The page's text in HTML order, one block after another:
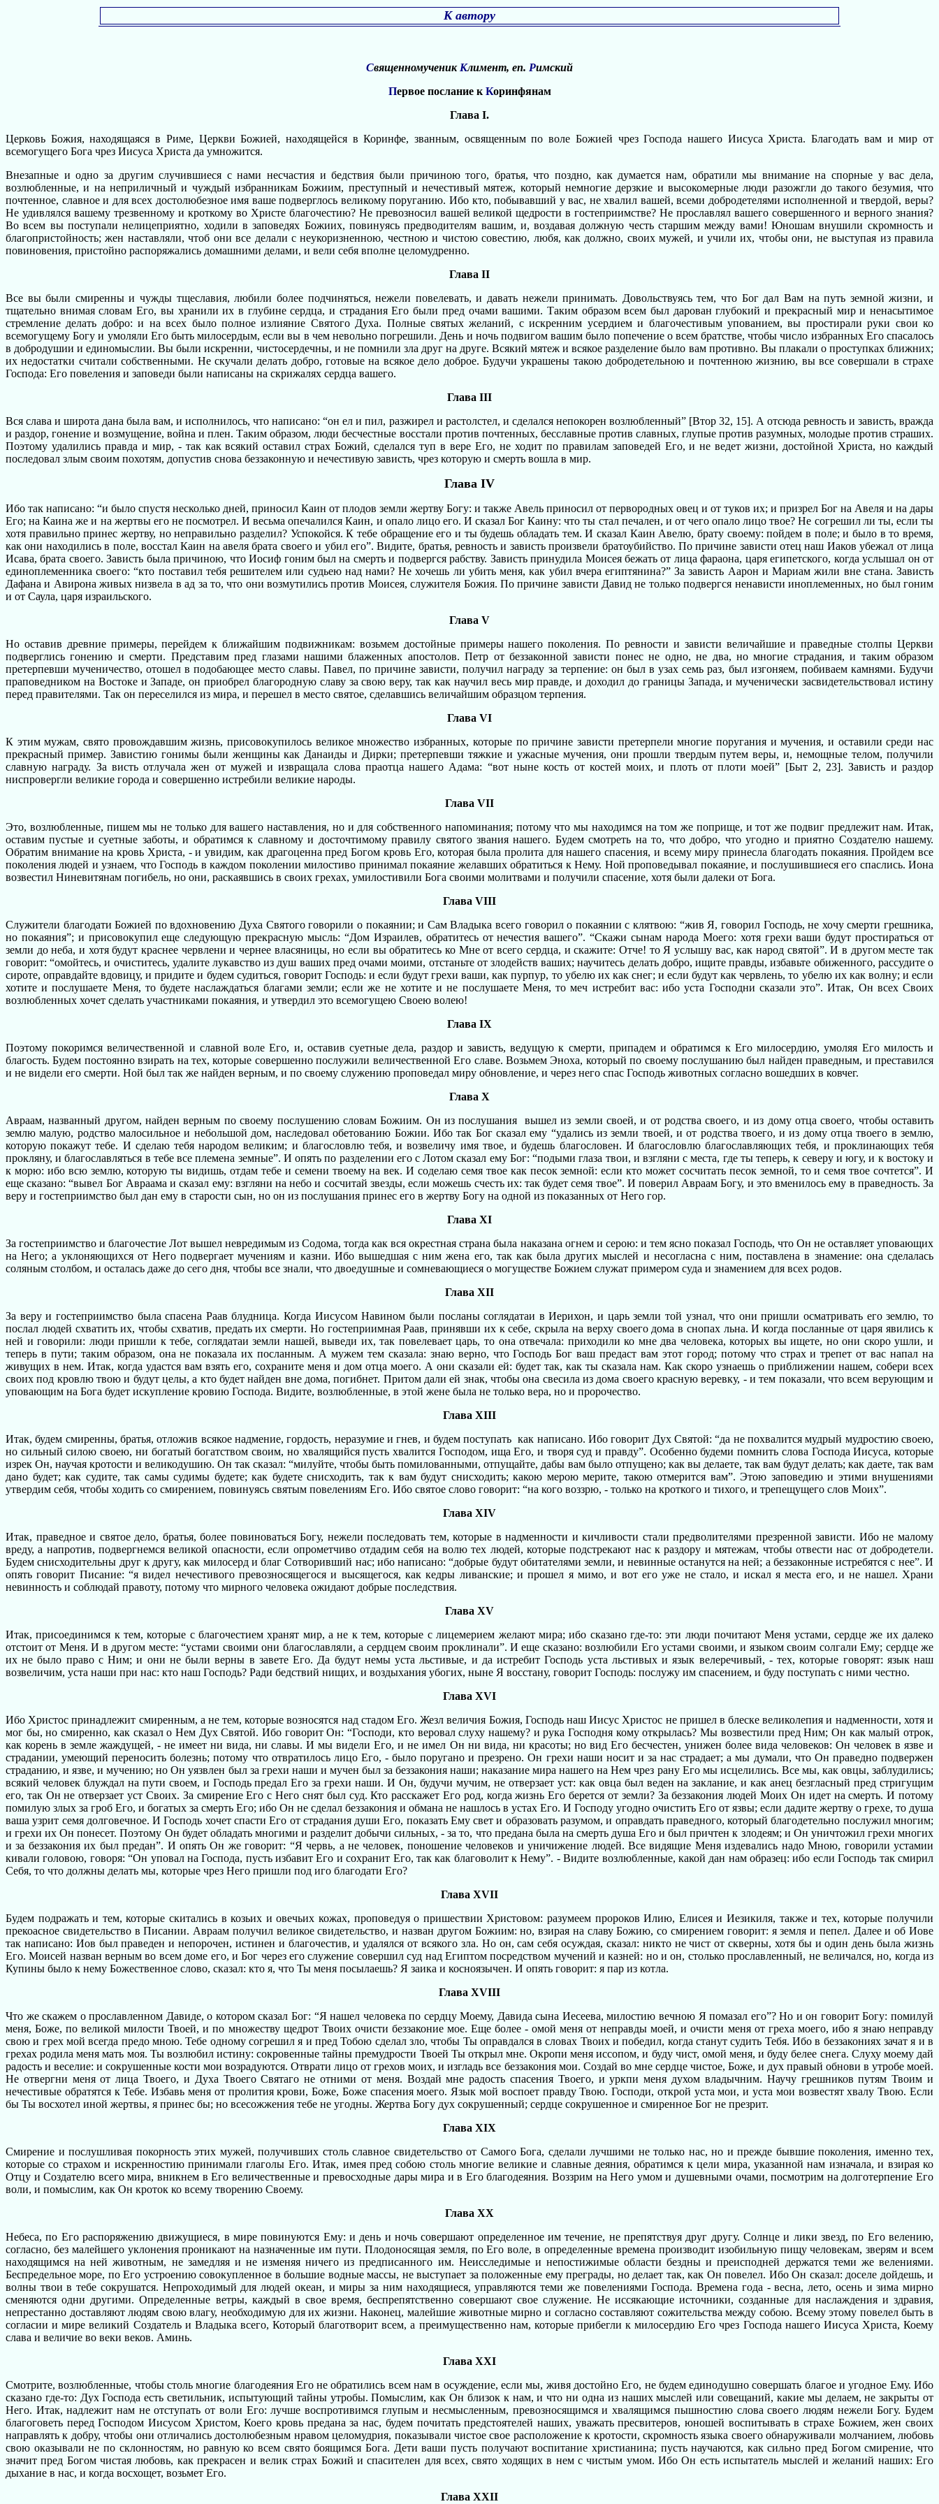
К автору
Священномученик Климент, еп. Римский
Первое послание к Коринфянам
Глава I.
Церковь Божия, находящаяся в Риме, Церкви Божией, находящейся в Коринфе, званным, освященным по воле Божией чрез Господа нашего Иисуса Христа. Благодать вам и мир от
всемогущего Бога чрез Иисуса Христа да умножится.
Внезапные и одно за другим случившиеся с нами несчастия и бедствия были причиною того, братья, что поздно, как думается нам, обратили мы внимание на спорные у вас дела,
возлюбленные, и на неприличный и чуждый избранникам Божиим, преступный и нечестивый мятеж, который немногие дерзкие и высокомерные люди разожгли до такого безумия, что
почтенное, славное и для всех достолюбезное имя ваше подверглось великому поруганию. Ибо кто, побывавший у вас, не хвалил вашей, всеми добродетелями исполненной и твердой, веры?
Не удивлялся вашему трезвенному и кроткому во Христе благочестию? Не превозносил вашей великой щедрости в гостеприимстве? Не прославлял вашего совершенного и верного знания?
Во всем вы поступали нелицеприятно, ходили в заповедях Божиих, повинуясь предводителям вашим, и, воздавая должную честь старшим между вами! Юношам внушили скромность и
благопристойность; жен наставляли, чтоб они все делали с неукоризненною, честною и чистою совестию, любя, как должно, своих мужей, и учили их, чтобы они, не выступая из правила
повиновения, пристойно распоряжались домашними делами, и вели себя вполне целомудренно.
Глава II
Все вы были смиренны и чужды тщеславия, любили более подчиняться, нежели повелевать, и давать нежели принимать. Довольствуясь тем, что Бог дал Вам на путь земной жизни, и
тщательно внимая словам Его, вы хранили их в глубине сердца, и страдания Его были пред очами вашими. Таким образом всем был дарован глубокий и прекрасный мир и ненасытимое
стремление делать добро: и на всех было полное излияние Святого Духа. Полные святых желаний, с искренним усердием и благочестивым упованием, вы простирали руки свои ко
всемогущему Богу и умоляли Его быть милосердым, если вы в чем невольно погрешили. День и ночь подвигом вашим было попечение о всем братстве, чтобы число избранных Его спасалось
в добродушии и единомыслии. Вы были искренни, чистосердечны, и не помнили зла друг на друге. Всякий мятеж и всякое разделение было вам противно. Вы плакали о проступках ближних;
их недостатки считали собственными. Не скучали делать добро, готовые на всякое дело доброе. Будучи украшены такою добродетельною и почтенною жизнию, вы все совершали в страхе
Господа: Его повеления и заповеди были написаны на скрижалях сердца вашего.
Глава III
Вся слава и широта дана была вам, и исполнилось, что написано: “он ел и пил, разжирел и растолстел, и сделался непокорен возлюбленный” [Втор 32, 15]. А отсюда ревность и зависть, вражда
и раздор, гонение и возмущение, война и плен. Таким образом, люди бесчестные восстали против почтенных, бесславные против славных, глупые против разумных, молодые против страших.
Поэтому удалились правда и мир, - так как всякий оставил страх Божий, сделался туп в вере Его, не ходит по правилам заповедей Его, и не ведет жизни, достойной Христа, но каждый
последовал злым своим похотям, допустив снова беззаконную и нечестивую зависть, чрез которую и смерть вошла в мир.
Глава IV
Ибо так написано: “и было спустя несколько дней, приносил Каин от плодов земли жертву Богу: и также Авель приносил от первородных овец и от туков их; и призрел Бог на Авеля и на дары
Его; на Каина же и на жертвы его не посмотрел. И весьма опечалился Каин, и опало лицо его. И сказал Бог Каину: что ты стал печален, и от чего опало лицо твое? Не согрешил ли ты, если ты
хотя правильно принес жертву, но неправильно разделил? Успокойся. К тебе обращение его и ты будешь обладать тем. И сказал Каин Авелю, брату своему: пойдем в поле; и было в то время,
как они находились в поле, восстал Каин на авеля брата своего и убил его”. Видите, братья, ревность и зависть произвели братоубийство. По причине зависти отец наш Иаков убежал от лица
Исава, брата своего. Зависть была причиною, что Иосиф гоним был на смерть и подвергся рабству. Зависть принудила Моисея бежать от лица фараона, царя египетского, когда услышал он от
единоплеменника своего: “кто поставил тебя решителем или судьею над нами? Не хочешь ли убить меня, как убил вчера египтянина?” За зависть Аарон и Мариам жили вне стана. Зависть
Дафана и Авирона живых низвела в ад за то, что они возмутились против Моисея, служителя Божия. По причине зависти Давид не только подвергся ненависти иноплеменных, но был гоним
и от Саула, царя израильского.
Глава V
Но оставив древние примеры, перейдем к ближайшим подвижникам: возьмем достойные примеры нашего поколения. По ревности и зависти величайшие и праведные столпы Церкви
подверглись гонению и смерти. Представим пред глазами нашими блаженных апостолов. Петр от беззаконной зависти понес не одно, не два, но многие страдания, и таким образом
претерпевши мученичество, отошел в подобающее место славы. Павел, по причине зависти, получил награду за терпение: он был в узах семь раз, был изгоняем, побиваем камнями. Будучи
праповедником на Востоке и Западе, он приобрел благородную славу за свою веру, так как научил весь мир правде, и доходил до границы Запада, и мученически засвидетельствовал истину
перед правителями. Так он переселился из мира, и перешел в место святое, сделавшись величайшим образцом терпения.
Глава VI
К этим мужам, свято провождавшим жизнь, присовокупилось великое множество избранных, которые по причине зависти претерпели многие поругания и мучения, и оставили среди нас
прекрасный пример. Завистию гонимы были женщины как Данаиды и Дирки; претерпевши тяжкие и ужасные мучения, они прошли твердым путем веры, и, немощные телом, получили
славную награду. За висть отлучала жен от мужей и извращала слова праотца нашего Адама: “вот ныне кость от костей моих, и плоть от плоти моей” [Быт 2, 23]. Зависть и раздор
ниспровергли великие города и совершенно истребили великие народы.
Глава VII
Это, возлюбленные, пишем мы не только для вашего наставления, но и для собственного напоминания; потому что мы находимся на том же поприще, и тот же подвиг предлежит нам. Итак,
оставим пустые и суетные заботы, и обратимся к славному и досточтимому правилу святого звания нашего. Будем смотреть на то, что добро, что угодно и приятно Создателю нашему.
Обратим внимание на кровь Христа, - и увидим, как драгоценна пред Богом кровь Его, которая была пролита для нашего спасения, и всему миру принесла благодать покаяния. Пройдем все
поколения людей и узнаем, что Господь в каждом поколении милостиво принимал покаяние желавших обратиться к Нему. Ной проповедывал покаяние, и послушившиеся его спаслись. Иона
возвестил Ниневитянам погибель, но они, раскаявшись в своих грехах, умилостивили Бога своими молитвами и получили спасение, хотя были далеки от Бога.
Глава VIII
Служители благодати Божией по вдохновению Духа Святого говорили о покаянии; и Сам Владыка всего говорил о покаянии с клятвою: “жив Я, говорил Господь, не хочу смерти грешника,
но покаяния”; и присовокупил еще следующую прекрасную мысль: “Дом Израилев, обратитесь от нечестия вашего”. “Скажи сынам народа Моего: хотя грехи ваши будут простираться от
земли до неба, и хотя будут краснее червлени и чернее власяницы, но если вы обратитесь ко Мне от всего сердца, и скажите: Отче! то Я услышу вас, как народ святой”. И в другом месте так
говорит: “омойтесь, и очиститесь, удалите лукавство из душ ваших пред очами моими, отстаньте от злодейств ваших; научитесь делать добро, ищите правды, избавьте обиженного, рассудите о
сироте, оправдайте вдовицу, и придите и будем судиться, говорит Господь: и если будут грехи ваши, как пурпур, то убелю их как снег; и если будут как червлень, то убелю их как волну; и если
хотите и послушаете Меня, то будете наслаждаться благами земли; если же не хотите и не послушаете Меня, то меч истребит вас: ибо уста Господни сказали это”. Итак, Он всех Своих
возлюбленных хочет сделать участниками покаяния, и утвердил это всемогущею Своею волею!
Глава IX
Поэтому покоримся величественной и славной воле Его, и, оставив суетные дела, раздор и зависть, ведущую к смерти, припадем и обратимся к Его милосердию, умоляя Его милость и
благость. Будем постоянно взирать на тех, которые совершенно послужили величественной Его славе. Возьмем Эноха, который по своему послушанию был найден праведным, и преставился
и не видели его смерти. Ной был так же найден верным, и по своему служению проповедал миру обновление, и через него спас Господь животных согласно вошедших в ковчег.
Глава X
Авраам, названный другом, найден верным по своему послушению словам Божиим. Он из послушания вышел из земли своей, и от родства своего, и из дому отца своего, чтобы оставить
землю малую, родство малосильное и небольшой дом, наследовал обетованию Божии. Ибо так Бог сказал ему “удались из земли твоей, и от родства твоего, и из дому отца твоего в землю,
которую покажут тебе. И сделаю тебя народом великим; и благословлю тебя, и возвеличу имя твое, и будешь благословен. И благословлю благославляющих тебя, и проклинающих тебя
прокляну, и благославляться в тебе все племена земные”. И опять по разделении его с Лотом сказал ему Бог: “подыми глаза твои, и взгляни с места, где ты теперь, к северу и югу, и к востоку и
к морю: ибо всю землю, которую ты видишь, отдам тебе и семени твоему на век. И соделаю семя твое как песок земной: если кто может сосчитать песок земной, то и семя твое сочтется”. И
еще сказано: “вывел Бог Авраама и сказал ему: взгляни на небо и сосчитай звезды, если можешь счесть их: так будет семя твое”. И поверил Авраам Богу, и это вменилось ему в праведность. За
веру и гостеприимство был дан ему в старости сын, но он из послушания принес его в жертву Богу на одной из показанных от Него гор.
Глава XI
За гостеприимство и благочестие Лот вышел невредимым из Содома, тогда как вся окрестная страна была наказана огнем и серою: и тем ясно показал Господь, что Он не оставляет уповающих
на Него; а уклоняющихся от Него подвергает мучениям и казни. Ибо вышедшая с ним жена его, так как была других мыслей и несогласна с ним, поставлена в знамение: она сделалась
соляным столбом, и осталась даже до сего дня, чтобы все знали, что двоедушные и сомневающиеся о могуществе Божием служат примером суда и знамением для всех родов.
Глава XII
За веру и гостеприимство была спасена Раав блудница. Когда Иисусом Навином были посланы соглядатаи в Иерихон, и царь земли той узнал, что они пришли осматривать его землю, то
послал людей схватить их, чтобы схватив, предать их смерти. Но гостеприимная Раав, принявши их к себе, скрыла на верху своего дома в снопах льна. И когда посланные от царя явились к
ней и говорили: люди пришли к тебе, соглядатаи земли нашей, выведи их, так повелевает царь, то она отвечала: приходили ко мне два человека, которых вы ищете, но они скоро ушли, и
теперь в пути; таким образом, она не показала их посланным. А мужем тем сказала: знаю верно, что Господь Бог ваш предаст вам этот город; потому что страх и трепет от вас напал на
живущих в нем. Итак, когда удастся вам взять его, сохраните меня и дом отца моего. А они сказали ей: будет так, как ты сказала нам. Как скоро узнаешь о приближении нашем, собери всех
своих под кровлю твою и будут целы, а кто будет найден вне дома, погибнет. Притом дали ей знак, чтобы она свесила из дома своего красную веревку, - и тем показали, что всем верующим и
уповающим на Бога будет искупление кровию Господа. Видите, возлюбленные, в этой жене была не только вера, но и пророчество.
Глава XIII
Итак, будем смиренны, братья, отложив всякое надмение, гордость, неразумие и гнев, и будем поступать как написано. Ибо говорит Дух Святой: “да не похвалится мудрый мудростию своею,
но сильный силою своею, ни богатый богатством своим, но хвалящийся пусть хвалится Господом, ища Его, и творя суд и правду”. Особенно будеми помнить слова Господа Иисуса, которые
изрек Он, научая кротости и великодушию. Он так сказал: “милуйте, чтобы быть помилованными, отпущайте, дабы вам было отпущено; как вы делаете, так вам будут делать; как даете, так вам
дано будет; как судите, так самы судимы будете; как будете снисходить, так к вам будут снисходить; какою мерою мерите, такою отмерится вам”. Этою заповедию и этими внушениями
утвердим себя, чтобы ходить со смирением, повинуясь святым повелениям Его. Ибо святое слово говорит: “на кого воззрю, - только на кроткого и тихого, и трепещущего слов Моих”.
Глава XIV
Итак, праведное и святое дело, братья, более повиноваться Богу, нежели последовать тем, которые в надменности и кичливости стали предволителями презренной зависти. Ибо не малому
вреду, а напротив, подвергнемся великой опасности, если опрометчиво отдадим себя на волю тех людей, которые подстрекают нас к раздору и мятежам, чтобы отвести нас от добродетели.
Будем снисходительны друг к другу, как милосерд и благ Сотворивший нас; ибо написано: “добрые будут обитателями земли, и невинные останутся на ней; а беззаконные истребятся с нее”. И
опять говорит Писание: “я видел нечестивого превозносящегося и высящегося, как кедры ливанские; и прошел я мимо, и вот его уже не стало, и искал я места его, и не нашел. Храни
невинность и соблюдай правоту, потому что мирного человека ожидают добрые последствия.
Глава XV
Итак, присоединимся к тем, которые с благочестием хранят мир, а не к тем, которые с лицемерием желают мира; ибо сказано где-то: эти люди почитают Меня устами, сердце же их далеко
отстоит от Меня. И в другом месте: “устами своими они благославляли, а сердцем своим проклинали”. И еще сказано: возлюбили Его устами своими, и языком своим солгали Ему; сердце же
их не было право с Ним; и они не были верны в завете Его. Да будут немы уста льстивые, и да истребит Господь уста льстивых и язык велеречивый, - тех, которые говорят: язык наш
возвеличим, уста наши при нас: кто наш Господь? Ради бедствий нищих, и воздыхания убогих, ныне Я восстану, говорит Господь: послужу им спасением, и буду поступать с ними честно.
Глава XVI
Ибо Христос принадлежит смиренным, а не тем, которые возносятся над стадом Его. Жезл величия Божия, Господь наш Иисус Христос не пришел в блеске великолепия и надменности, хотя и
мог бы, но смиренно, как сказал о Нем Дух Святой. Ибо говорит Он: “Господи, кто веровал слуху нашему? и рука Господня кому открылась? Мы возвестили пред Ним; Он как малый отрок,
как корень в земле жаждущей, - не имеет ни вида, ни славы. И мы видели Его, и не имел Он ни вида, ни красоты; но вид Его бесчестен, унижен более вида человеков: Он человек в язве и
страдании, умеющий переносить болезнь; потому что отвратилось лицо Его, - было поругано и презрено. Он грехи наши носит и за нас страдает; а мы думали, что Он праведно подвержен
страданию, и язве, и мучению; но Он уязвлен был за грехи наши и мучен был за беззакония наши; наказание мира нашего на Нем чрез рану Его мы исцелились. Все мы, как овцы, заблудились;
всякий человек блуждал на пути своем, и Господь предал Его за грехи наши. И Он, будучи мучим, не отверзает уст: как овца был веден на заклание, и как анец безгласный пред стригущим
его, так Он не отверзает уст Своих. За смирение Его с Него снят был суд. Кто расскажет Его род, когда жизнь Его берется от земли? За беззакония людей Моих Он идет на смерть. И потому
помилую злых за гроб Его, и богатых за смерть Его; ибо Он не сделал беззакония и обмана не нашлось в устах Его. И Господу угодно очистить Его от язвы; если дадите жертву о грехе, то душа
ваша узрит семя долговечное. И Господь хочет спасти Его от страдания души Его, показать Ему свет и образовать разумом, и оправдать праведного, который благодетельно послужил многим;
и грехи их Он понесет. Поэтому Он будет обладать многими и разделит добычи сильных, - за то, что предана была на смерть душа Его и был причтен к злодеям; и Он уничтожил грехи многих
и за беззакония их был предан”. И опять Он же говорит: “Я червь, а не человек, поношение человеков и уничижение людей. Все видящие Меня издевались надо Мною, говорили устамии
кивали головою, говоря: “Он уповал на Господа, пусть избавит Его и сохранит Его, так как благоволит к Нему”. - Видите возлюбленные, какой дан нам образец: ибо если Господь так смирил
Себя, то что должны делать мы, которые чрез Него пришли под иго благодати Его?
Глава XVII
Будем подражать и тем, которые скитались в козьих и овечьих кожах, проповедуя о пришествии Христовом: разумеем пророков Илию, Елисея и Иезикиля, также и тех, которые получили
прекоасное свидетельство в Писании. Авраам получил великое свидетельство, и назван другом Божиим: но, взирая на славу Божию, со смирением говорит: я земля и пепел. Далее и об Иове
так написано: Иов был праведен и непорочен, истинен и благочестив, и удалялся от всякого зла. Но он, сам себя осуждая, сказал: никто не чист от скверны, хотя бы и один день была жизнь
Его. Моисей назван верным во всем доме его, и Бог через его служение совершил суд над Египтом посредством мучений и казней: но и он, столько прославленный, не величался, но, когда из
Купины было к нему Божественное слово, сказал: кто я, что Ты меня посылаешь? Я заика и косноязычен. И опять говорит: я пар из котла.
Глава XVIII
Что же скажем о прославленном Давиде, о котором сказал Бог: “Я нашел человека по сердцу Моему, Давида сына Иесеева, милостию вечною Я помазал его”? Но и он говорит Богу: помилуй
меня, Боже, по великой милости Твоей, и по множеству щедрот Твоих очисти беззаконие мое. Еще более - омой меня от неправды моей, и очисти меня от греха моего, ибо я знаю неправду
свою и грех мой всегда предо мною. Тебе одному согрешил я и пред Тобою сделал зло, чтобы Ты оправдался в словах Твоих и победил, когда станут судить Тебя. Ибо в беззакониях зачат я и в
грехах родила меня мать моя. Ты возлюбил истину: сокровенные тайны премудрости Твоей Ты открыл мне. Окропи меня иссопом, и буду чист, омой меня, и буду белее снега. Слуху моему дай
радость и веселие: и сокрушенные кости мои возрадуются. Отврати лицо от грехов моих, и изгладь все беззакония мои. Создай во мне сердце чистое, Боже, и дух правый обнови в утробе моей.
Не отвергни меня от лица Твоего, и Духа Твоего Святаго не отними от меня. Воздай мне радость спасения Твоего, и уркпи меня духом владычним. Научу грешников путям Твоим и
нечестивые обратятся к Тебе. Избавь меня от пролития крови, Боже, Боже спасения моего. Язык мой воспоет правду Твою. Господи, открой уста мои, и уста мои возвестят хвалу Твою. Если
бы Ты восхотел иной жертвы, я принес бы; но всесожжения тебе не угодны. Жертва Богу дух сокрушенный; сердце сокрушенное и смиренное Бог не презрит.
Глава XIX
Смирение и послушливая покорность этих мужей, получивших столь славное свидетельство от Самого Бога, сделали лучшими не только нас, но и прежде бывшие поколения, именно тех,
которые со страхом и искренностию принимали глаголы Его. Итак, имея пред собою столь многие великие и славные деяния, обратимся к цели мира, указанной нам изначала, и взирая ко
Отцу и Создателю всего мира, вникнем в Его величественные и превосходные дары мира и в Его благодеяния. Воззрим на Него умом и душевными очами, посмотрим на долготерпение Его
воли, и помыслим, как Он кроток ко всему творению Своему.
Глава XX
Небеса, по Его распоряжению движущиеся, в мире повинуются Ему: и день и ночь совершают определенное им течение, не препятствуя друг другу. Солнце и лики звезд, по Его велению,
согласно, без малейшего уклонения проникают на назначенные им пути. Плодоносящая земля, по Его воле, в определенные времена производит изобильную пищу человекам, зверям и всем
находящимся на ней животным, не замедляя и не изменяя ничего из предписанного им. Неисследимые и непостижимые области бездны и преисподней держатся теми же велениями.
Беспредельное море, по Его устроению совокупленное в большие водные массы, не выступает за положенные ему преграды, но делает так, как Он повелел. Ибо Он сказал: доселе дойдешь, и
волны твои в тебе сокрушатся. Непроходимый для людей океан, и миры за ним находящиеся, управляются теми же повелениями Господа. Времена года - весна, лето, осень и зима мирно
сменяются одни другими. Определенные ветры, каждый в свое время, беспрепятственно совершают свое служение. Не иссякающие источники, созданные для наслаждения и здравия,
непрестанно доставляют людям свою влагу, необходимую для их жизни. Наконец, малейшие животные мирно и согласно составляют сожительства между собою. Всему этому повелел быть в
согласии и мире великий Создатель и Владыка всего, Который благотворит всем, а преимущественно нам, которые прибегли к милосердию Его чрез Господа нашего Иисуса Христа, Коему
слава и величие во веки веков. Аминь.
Глава XXI
Смотрите, возлюбленные, чтобы столь многие благодеяния Его не обратились всем нам в осуждение, если мы, живя достойно Его, не будем единодушно совершать благое и угодное Ему. Ибо
сказано где-то: Дух Господа есть светильник, испытующий тайны утробы. Помыслим, как Он близок к нам, и что ни одна из наших мыслей или совещаний, какие мы делаем, не закрыты от
Него. Итак, надлежит нам не отступать от воли Его: лучше воспротивимся глупым и несмысленным, превозносящимся и хвалящимся пышностию слова своего людям нежели Богу. Будем
благоговеть перед Господом Иисусом Христом, Коего кровь предана за нас, будем почитать предстоятелей наших, уважать пресвитеров, юношей воспитывать в страхе Божием, жен своих
направлять к добру, чтобы они отличались достолюбезным нравом целомудрия, показывали чистое свое расположение к кротости, скромность языка своего обнаруживали молчанием, любовь
свою оказывали не по склонностям, но равную ко всем свято боящимся Бога. Дети ваши пусть получают воспитание христианина; пусть научаются, как сильно пред Богом смирение, что
значит пред Богом чистая любовь, как прекрасен и велик страх Божий и спасителен для всех, свято ходящих в нем с чистым умом. Ибо Он есть испытатель мыслей и желаний наших: Его
дыхание в нас, и когда восхощет, возьмет Его.
Глава XXII